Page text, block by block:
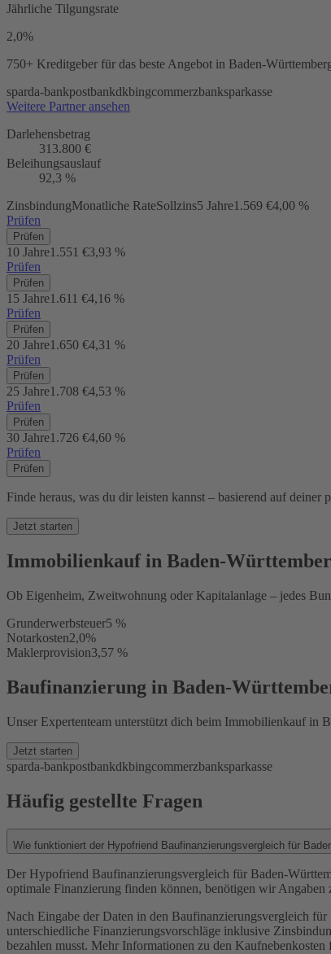
Jährliche Tilgungsrate
2,0%
750+ Kreditgeber für das beste Angebot in Baden-
sparda-bankpostbankdkbingcommerzbanksparkasse
Weitere Partner ansehen
Darlehensbetrag
313.800 €
Beleihungsauslauf
92,3 %
ZinsbindungMonatliche RateSollzins5 Jahre1.569 €4,00 %
Prüfen
Prüfen
10 Jahre1.551 €3,93 %
Prüfen
Prüfen
15 Jahre1.611 €4,16 %
Prüfen
Prüfen
20 Jahre1.650 €4,31 %
Prüfen
Prüfen
25 Jahre1.708 €4,53 %
Prüfen
Prüfen
30 Jahre1.726 €4,60 %
Prüfen
Prüfen
Finde heraus, was du dir leisten kannst – basierend auf deiner
Jetzt starten
Immobilienkauf in Baden-
Ob Eigenheim, Zweitwohnung oder Kapitalanlage – jedes
Grunderwerbsteuer5 %
Notarkosten2,0%
Maklerprovision3,57 %
Baufinanzierung in Baden-
Unser Expertenteam unterstützt dich beim Immobilienkauf in
Jetzt starten
sparda-bankpostbankdkbingcommerzbanksparkasse
Häufig gestellte Fragen
Wie funktioniert der Hypofriend Baufinanzierungsvergleich für
Der Hypofriend Baufinanzierungsvergleich für Baden-
optimale Finanzierung finden können, benötigen wir
Nach Eingabe der Daten in den Baufinanzierungsvergleich
unterschiedliche Finanzierungsvorschläge inklusive
bezahlen musst. Mehr Informationen zu den Kaufnebenkosten